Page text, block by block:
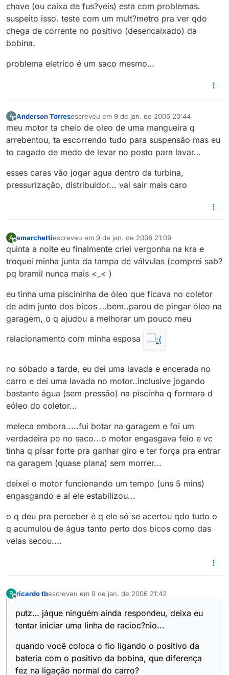
chave (ou caixa de fus?veis) esta com problemas.
suspeito isso. teste com um mult?metro pra ver qdo
chega de corrente no positivo (desencaixado) da
bobina.
problema eletrico é um saco mesmo…
A Anderson Torresescreveu em 9 de jan. de 2006 20:44
última edição por
meu motor ta cheio de oleo de uma mangueira q
arrebentou, ta escorrendo tudo para suspensão mas eu
to cagado de medo de levar no posto para lavar…
esses caras vão jogar agua dentro da turbina,
pressurização, distribuidor... vai sair mais caro
A
Offline
amarchettiescreveu em 9 de jan. de 2006 21:09
última edição por
quinta a noite eu finalmente criei vergonha na kra e
troquei minha junta da tampa de válvulas (comprei sab?
pq bramil nunca mais <_< )
eu tinha uma piscininha de óleo que ficava no coletor
de adm junto dos bicos …bem..parou de pingar óleo na
garagem, o q ajudou a melhorar um pouco meu
relacionamento com minha esposa
no sóbado a tarde, eu dei uma lavada e encerada no
carro e dei uma lavada no motor..inclusive jogando
bastante água (sem pressão) na piscinha q formara d
eóleo do coletor...
meleca embora.....fui botar na garagem e foi um
verdadeira po no saco...o motor engasgava feio e vc
tinha q pisar forte pra ganhar giro e ter força pra entrar
na garagem (quase plana) sem morrer...
deixei o motor funcionando um tempo (uns 5 mins)
engasgando e aí ele estabilizou...
o q deu pra perceber é q ele só se acertou qdo tudo o
q acumulou de água tanto perto dos bicos como das
velas secou....
R ricardo tbescreveu em 9 de jan. de 2006 21:42
última edição por
putz… jáque ninguém ainda respondeu, deixa eu
tentar iniciar uma linha de racioc?nio...
quando você coloca o fio ligando o positivo da
bateria com o positivo da bobina, que diferença
fez na ligação normal do carro?